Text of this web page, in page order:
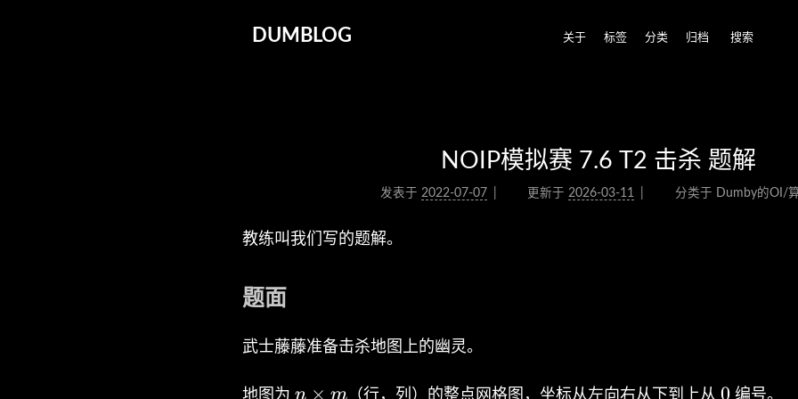
DUMBLOG 关于 标签 分类 归档 搜索
NOIP模拟赛 7.6 T2 击杀 题解
发表于 2022-07-07 更新于 2026-03-11 分类于 Dumby的OI/
教练叫我们写的题解。
题面
武士藤藤准备击杀地图上的幽灵。
地图为 n
n × m（行，列）的整点网格图，坐标从左向右从下到上从 0
0编号。